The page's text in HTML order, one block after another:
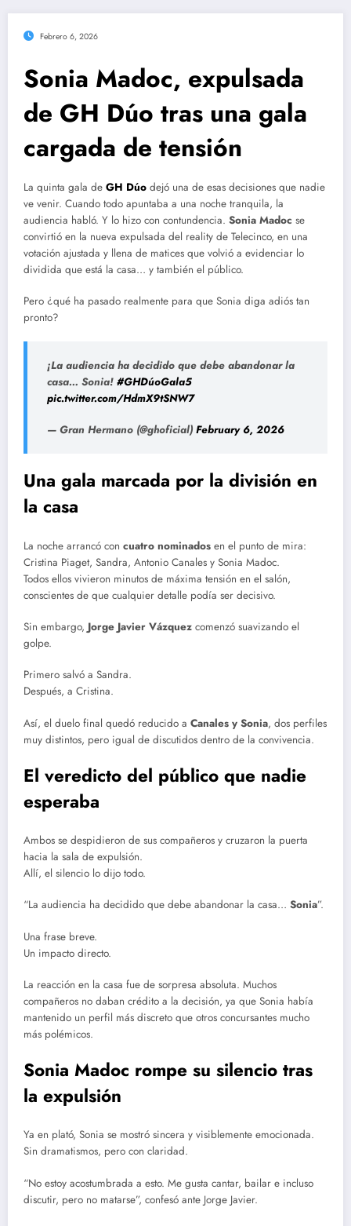
Febrero 6, 2026
Sonia Madoc, expulsada
de GH Dúo tras una gala
cargada de tensión
La quinta gala de GH Dúo dejó una de esas decisiones que nadie
ve venir. Cuando todo apuntaba a una noche tranquila, la
audiencia habló. Y lo hizo con contundencia. Sonia Madoc se
convirtió en la nueva expulsada del reality de Telecinco, en una
votación ajustada y llena de matices que volvió a evidenciar lo
dividida que está la casa… y también el público.
Pero ¿qué ha pasado realmente para que Sonia diga adiós tan
pronto?
¡La audiencia ha decidido que debe abandonar la
casa… Sonia! #GHDúoGala5
pic.twitter.com/HdmX9tSNW7
— Gran Hermano (@ghoficial) February 6, 2026
Una gala marcada por la división en
la casa
La noche arrancó con cuatro nominados en el punto de mira:
Cristina Piaget, Sandra, Antonio Canales y Sonia Madoc.
Todos ellos vivieron minutos de máxima tensión en el salón,
conscientes de que cualquier detalle podía ser decisivo.
Sin embargo, Jorge Javier Vázquez comenzó suavizando el
golpe.
Primero salvó a Sandra.
Después, a Cristina.
Así, el duelo final quedó reducido a Canales y Sonia, dos perfiles
muy distintos, pero igual de discutidos dentro de la convivencia.
El veredicto del público que nadie
esperaba
Ambos se despidieron de sus compañeros y cruzaron la puerta
hacia la sala de expulsión.
Allí, el silencio lo dijo todo.
“La audiencia ha decidido que debe abandonar la casa… Sonia”.
Una frase breve.
Un impacto directo.
La reacción en la casa fue de sorpresa absoluta. Muchos
compañeros no daban crédito a la decisión, ya que Sonia había
mantenido un perfil más discreto que otros concursantes mucho
más polémicos.
Sonia Madoc rompe su silencio tras
la expulsión
Ya en plató, Sonia se mostró sincera y visiblemente emocionada.
Sin dramatismos, pero con claridad.
“No estoy acostumbrada a esto. Me gusta cantar, bailar e incluso
discutir, pero no matarse”, confesó ante Jorge Javier.